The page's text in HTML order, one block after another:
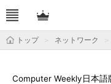
トップ ネットワーク
Computer Weekly日本語